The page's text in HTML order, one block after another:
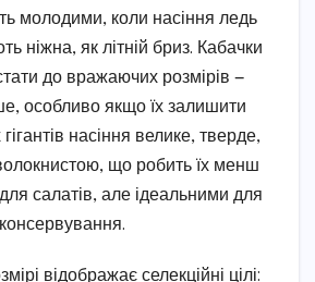
молодими, коли насіння ледь
ніжна, як літній бриз. Кабачки
до вражаючих розмірів —
особливо якщо їх залишити
насіння велике, тверде,
що робить їх менш
салатів, але ідеальними для
відображає селекційні цілі: